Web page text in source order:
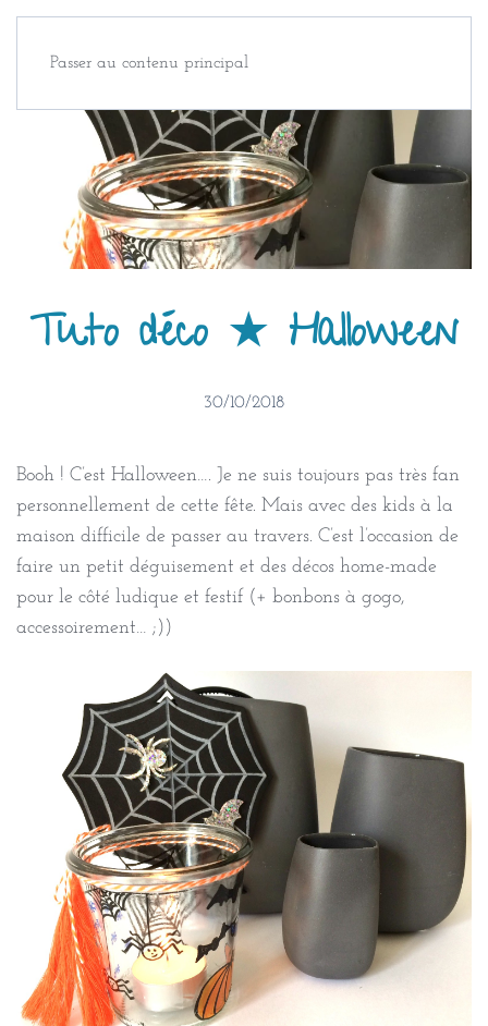
Passer au contenu principal
Tuto déco ★ Halloween
30/10/2018
Booh ! C’est Halloween…. Je ne suis toujours pas très fan
personnellement de cette fête. Mais avec des kids à la
maison difficile de passer au travers. C’est l’occasion de
faire un petit déguisement et des décos home-made
pour le côté ludique et festif (+ bonbons à gogo,
accessoirement… ;))